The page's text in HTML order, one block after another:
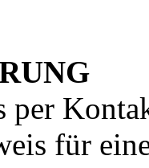
per
für